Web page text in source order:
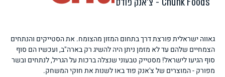
תחליפי בשר
גאווה ישראלית פורצת דרך בתחום המזון מהצומח. את הסטייקים והנתחים
הצמחיים שלהם עד לא מזמן ניתן היה להשיג רק בארה"ב, ועכשיו הם סוף
סוף הגיעו לישראל! מסטייק טבעוני שנצלה ברכות על הגריל, לנתחים ובשר
מפורק - המוצרים של צ'אנק פוד באו לשנות את חוקי המשחק.